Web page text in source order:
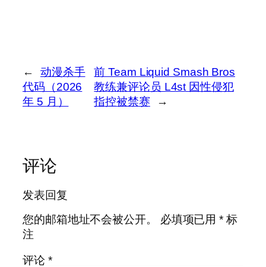
←
动漫杀手
代码（2026
年 5 月）
前 Team Liquid Smash Bros
教练兼评论员 L4st 因性侵犯
指控被禁赛
→
评论
发表回复
您的邮箱地址不会被公开。
必填项已用* 标
注
评论 *